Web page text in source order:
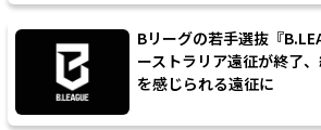
Bリーグの若手選抜『
ーストラリア遠征が終了
を感じられる遠征に